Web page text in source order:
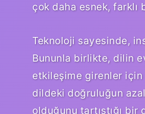
çok daha esnek, farklı
Teknoloji sayesinde,
Bununla birlikte, dilin
etkileşime girenler için
dildeki doğruluğun
olduğunu tartıştığı bir